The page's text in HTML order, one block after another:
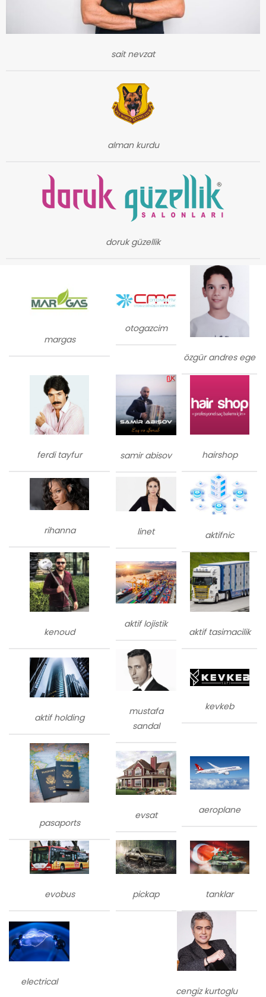
sait nevzat
alman kurdu
doruk güzellik
margas
otogazcim
özgür andres ege
ferdi tayfur samir abisov hairshop
rihanna linet aktifnic
kenoud
aktif lojistik
aktif tasimacilik
aktif holding
mustafa
sandal
kevkeb
pasaports
evsat aeroplane
evobus pickap tanklar
electrical
cengiz kurtoglu